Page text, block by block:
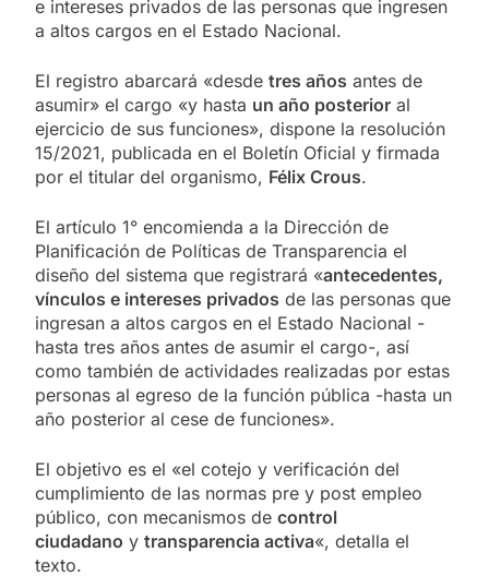
e intereses privados de las personas que ingresen
a altos cargos en el Estado Nacional.
El registro abarcará «desde tres años antes de
asumir» el cargo «y hasta un año posterior al
ejercicio de sus funciones», dispone la resolución
15/2021, publicada en el Boletín Oficial y firmada
por el titular del organismo, Félix Crous.
El artículo 1° encomienda a la Dirección de
Planificación de Políticas de Transparencia el
diseño del sistema que registrará «antecedentes,
vínculos e intereses privados de las personas que
ingresan a altos cargos en el Estado Nacional -
hasta tres años antes de asumir el cargo-, así
como también de actividades realizadas por estas
personas al egreso de la función pública -hasta un
año posterior al cese de funciones».
El objetivo es el «el cotejo y verificación del
cumplimiento de las normas pre y post empleo
público, con mecanismos de control
ciudadano y transparencia activa«, detalla el
texto.